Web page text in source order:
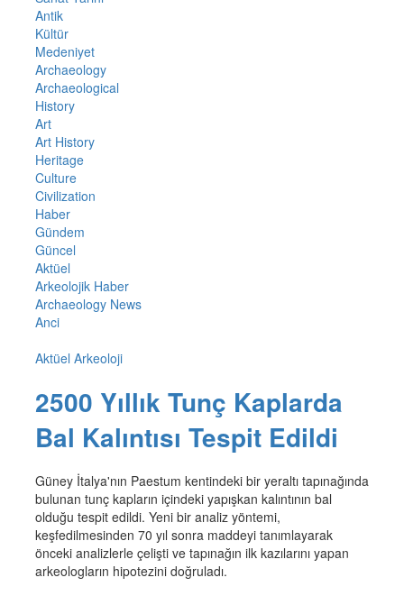
Antik
Kültür
Medeniyet
Archaeology
Archaeological
History
Art
Art History
Heritage
Culture
Civilization
Haber
Gündem
Güncel
Aktüel
Arkeolojik Haber
Archaeology News
Anci
Aktüel Arkeoloji
2500 Yıllık Tunç Kaplarda
Bal Kalıntısı Tespit Edildi
Güney İtalya'nın Paestum kentindeki bir yeraltı tapınağında
bulunan tunç kapların içindeki yapışkan kalıntının bal
olduğu tespit edildi. Yeni bir analiz yöntemi,
keşfedilmesinden 70 yıl sonra maddeyi tanımlayarak
önceki analizlerle çelişti ve tapınağın ilk kazılarını yapan
arkeologların hipotezini doğruladı.